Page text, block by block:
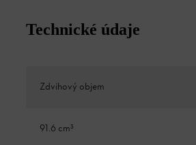
Technické údaje
Zdvihový objem
91.6 cm³